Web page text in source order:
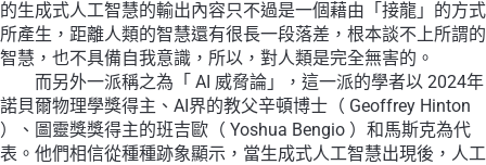
的生成式人工智慧的輸出內容只不過是一個藉由「接龍」的方式
所產生，距離人類的智慧還有很長一段落差，根本談不上所謂的
智慧，也不具備自我意識，所以，對人類是完全無害的。
而另外一派稱之為「 AI 威脅論」，這一派的學者以 2024年
諾貝爾物理學獎得主、AI界的教父辛頓博士（ Geoffrey Hinton
）、圖靈獎獎得主的班吉歐（ Yoshua Bengio ）和馬斯克為代
表。他們相信從種種跡象顯示，當生成式人工智慧出現後，人工